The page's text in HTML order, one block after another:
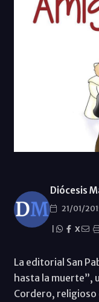
Diócesis
21/01/
X
La editorial San
hasta la muerte”,
Cordero, religioso